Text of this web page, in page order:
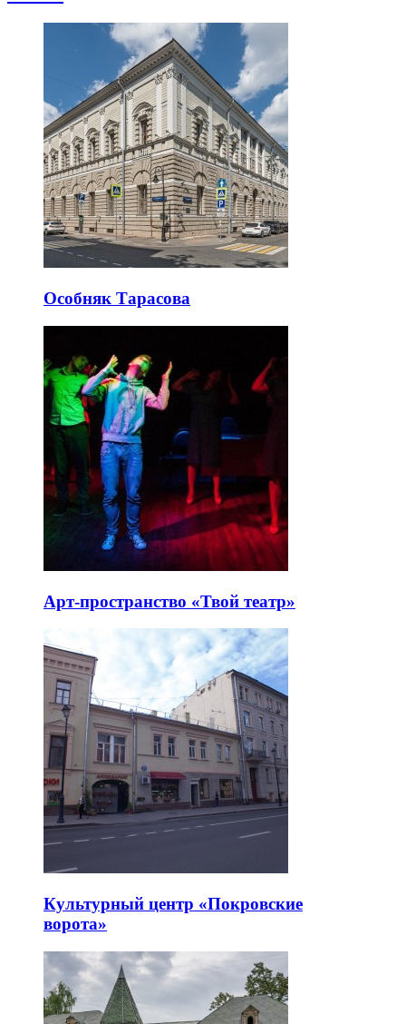
Особняк Тарасова
Арт-пространство «Твой театр»
Культурный центр «Покровские
ворота»